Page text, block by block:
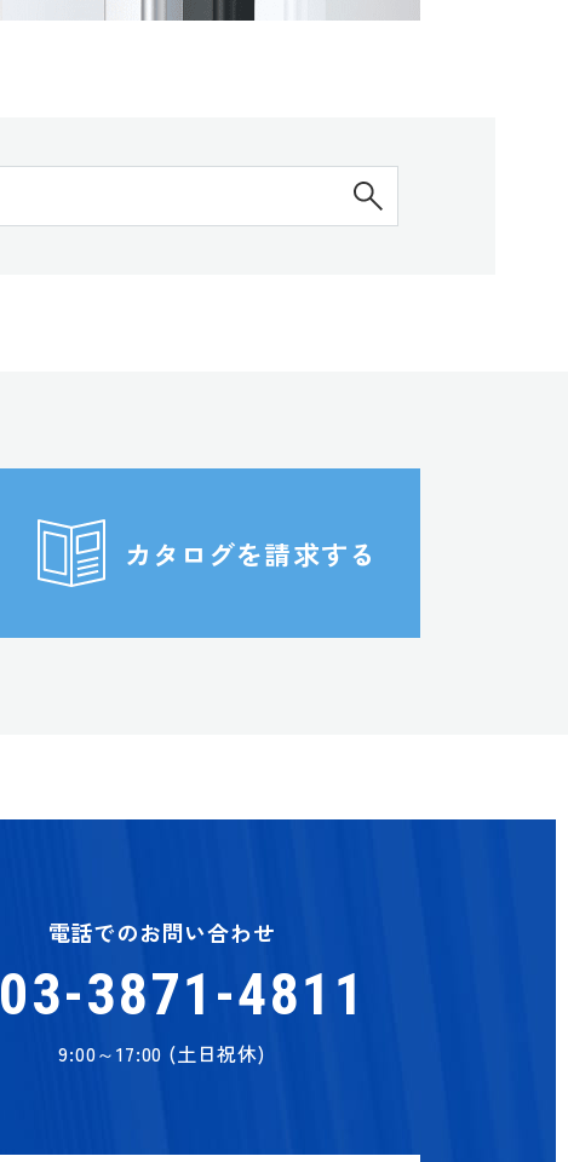
カタログを請求する
電話でのお問い合わせ
03-3871-4811
9:00～17:00 (土日祝休)